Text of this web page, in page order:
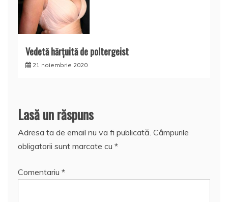
Vedetă hărţuită de poltergeist
21 noiembrie 2020
Lasă un răspuns
Adresa ta de email nu va fi publicată. Câmpurile
obligatorii sunt marcate cu *
Comentariu *